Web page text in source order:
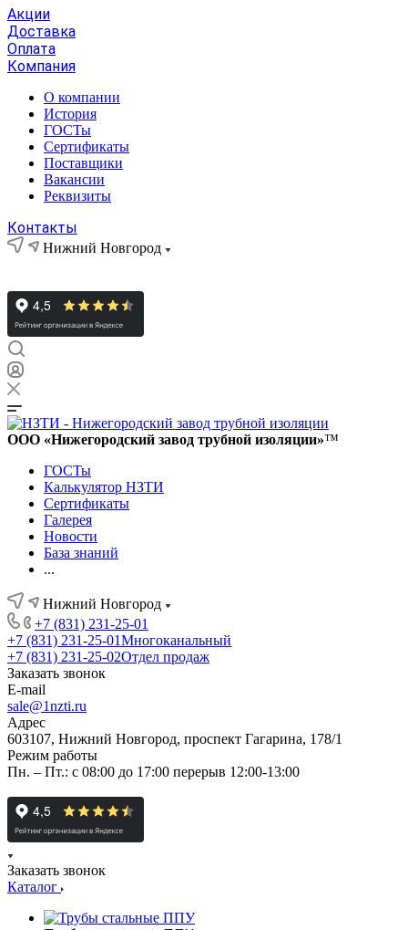
Акции
Доставка
Оплата
Компания
О компании
История
ГОСТы
Сертификаты
Поставщики
Вакансии
Реквизиты
Контакты
Нижний Новгород
ООО «Нижегородский завод трубной изоляции»™
ГОСТы
Калькулятор НЗТИ
Сертификаты
Галерея
Новости
База знаний
...
Нижний Новгород
+7 (831) 231-25-01
+7 (831) 231-25-01Многоканальный
+7 (831) 231-25-02Отдел продаж
Заказать звонок
E-mail
sale@1nzti.ru
Адрес
603107, Нижний Новгород, проспект Гагарина, 178/1
Режим работы
Пн. – Пт.: с 08:00 до 17:00 перерыв 12:00-13:00
Заказать звонок
Каталог